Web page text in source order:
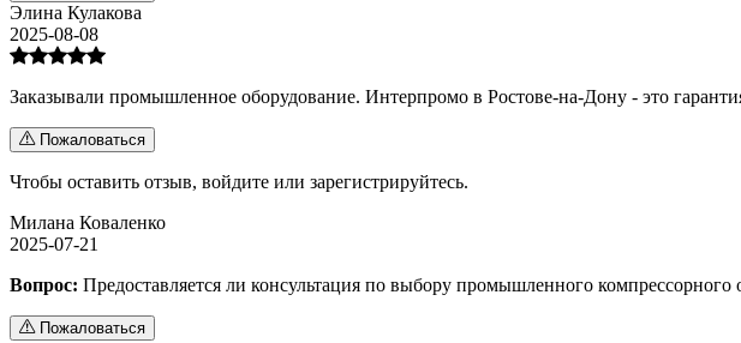
Элина Кулакова
2025-08-08
Заказывали промышленное оборудование. Интерпромо в Ростове-на-Дону - это
Пожаловаться
Чтобы оставить отзыв, войдите или зарегистрируйтесь.
Милана Коваленко
2025-07-21
Вопрос: Предоставляется ли консультация по выбору промышленного компрессорного
Пожаловаться